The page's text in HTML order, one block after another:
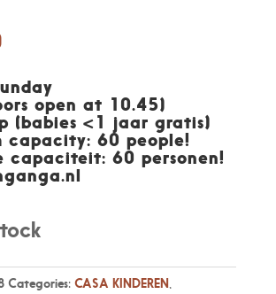
open at 10.45)
(babies <1 jaar gratis)
capacity: 60 people!
capaciteit: 60 personen!
Categories: CASA KINDEREN,